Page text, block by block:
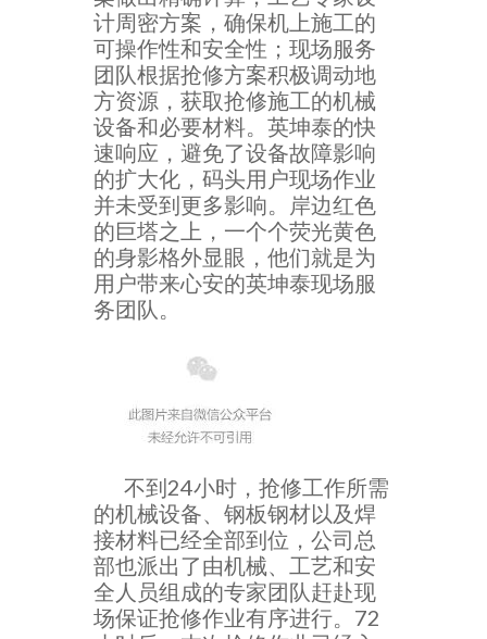
计周密方案，确保机上施工的
可操作性和安全性；现场服务
团队根据抢修方案积极调动地
方资源，获取抢修施工的机械
设备和必要材料。英坤泰的快
速响应，避免了设备故障影响
的扩大化，码头用户现场作业
并未受到更多影响。岸边红色
的巨塔之上，一个个荧光黄色
的身影格外显眼，他们就是为
用户带来心安的英坤泰现场服
务团队。
不到24小时，抢修工作所需
的机械设备、钢板钢材以及焊
接材料已经全部到位，公司总
部也派出了由机械、工艺和安
全人员组成的专家团队赶赴现
场保证抢修作业有序进行。72